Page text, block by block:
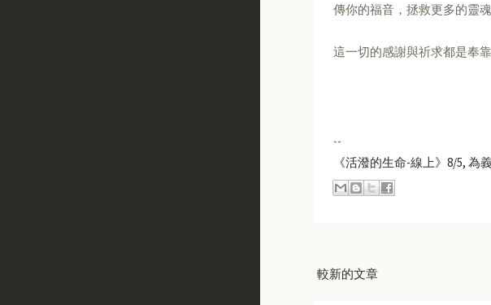
傳你的福音，拯救更多的靈魂
這一切的感謝與祈求都是奉
--
《活潑的生命-線上》8/5, 為
較新的文章